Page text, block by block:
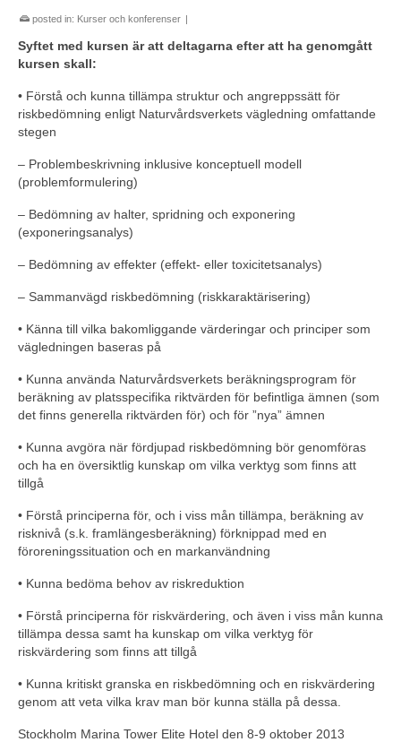
posted in: Kurser och konferenser |
Syftet med kursen är att deltagarna efter att ha genomgått
kursen skall:
• Förstå och kunna tillämpa struktur och angreppssätt för
riskbedömning enligt Naturvårdsverkets vägledning omfattande
stegen
– Problembeskrivning inklusive konceptuell modell
(problemformulering)
– Bedömning av halter, spridning och exponering
(exponeringsanalys)
– Bedömning av effekter (effekt- eller toxicitetsanalys)
– Sammanvägd riskbedömning (riskkaraktärisering)
• Känna till vilka bakomliggande värderingar och principer som
vägledningen baseras på
• Kunna använda Naturvårdsverkets beräkningsprogram för
beräkning av platsspecifika riktvärden för befintliga ämnen (som
det finns generella riktvärden för) och för ”nya” ämnen
• Kunna avgöra när fördjupad riskbedömning bör genomföras
och ha en översiktlig kunskap om vilka verktyg som finns att
tillgå
• Förstå principerna för, och i viss mån tillämpa, beräkning av
risknivå (s.k. framlängesberäkning) förknippad med en
föroreningssituation och en markanvändning
• Kunna bedöma behov av riskreduktion
• Förstå principerna för riskvärdering, och även i viss mån kunna
tillämpa dessa samt ha kunskap om vilka verktyg för
riskvärdering som finns att tillgå
• Kunna kritiskt granska en riskbedömning och en riskvärdering
genom att veta vilka krav man bör kunna ställa på dessa.
Stockholm Marina Tower Elite Hotel den 8-9 oktober 2013